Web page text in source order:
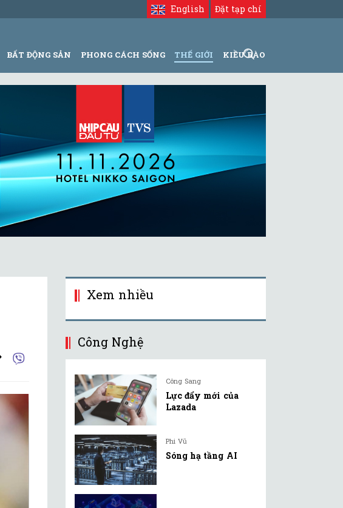
Đặt tạp chí
English
BẤT ĐỘNG SẢN PHONG CÁCH SỐNG THẾ GIỚI KIỀU BÀO
Xem nhiều
Công Nghệ
Công Sang
Lực đẩy mới của
Lazada
Phi Vũ
Sóng hạ tầng AI